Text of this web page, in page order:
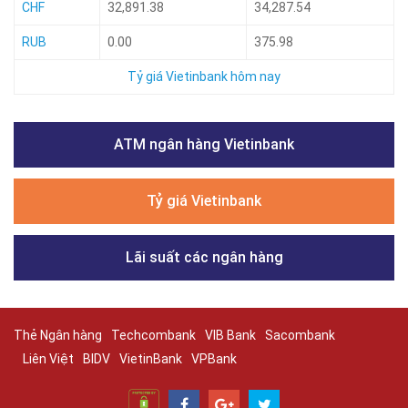
CHF 32,891.38 34,287.54
RUB 0.00 375.98
Tỷ giá Vietinbank hôm nay
ATM ngân hàng Vietinbank
Tỷ giá Vietinbank
Lãi suất các ngân hàng
Thẻ Ngân hàng Techcombank VIB Bank
Sacombank
Liên Việt
BIDV VietinBank VPBank